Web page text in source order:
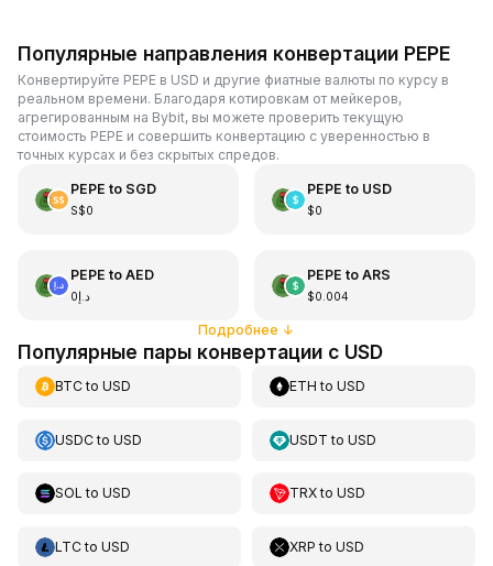
Популярные направления конвертации PEPE
Конвертируйте PEPE в USD и другие фиатные валюты по курсу в
реальном времени. Благодаря котировкам от мейкеров,
агрегированным на Bybit, вы можете проверить текущую
стоимость PEPE и совершить конвертацию с уверенностью в
точных курсах и без скрытых спредов.
PEPE to SGD
S$0
PEPE to USD
$0
PEPE to AED
د.إ0
PEPE to ARS
$0.004
Подробнее ↓
Популярные пары конвертации с USD
BTCto USD ETH toUSD
USDCto USD USDT toUSD
SOL to USD TRXtoUSD
LTCto USD XRP toUSD